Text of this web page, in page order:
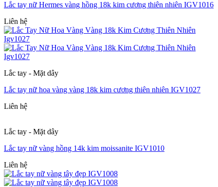
Lắc tay nữ Hermes vàng hồng 18k kim cương thiên nhiên IGV1016
Liên hệ
Lắc tay - Mặt dây
Lắc tay nữ hoa vàng vàng 18k kim cương thiên nhiên IGV1027
Liên hệ
Lắc tay - Mặt dây
Lắc tay nữ vàng hồng 14k kim moissanite IGV1010
Liên hệ